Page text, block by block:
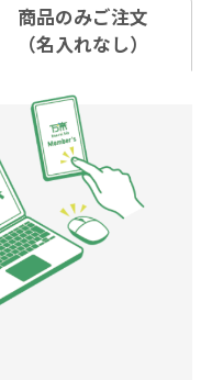
土・日・祝日を
印刷すると、1
価がお安くなり
定数に満たな
はなく、印刷
頂戴する場合が
ントの計算は
て異なります
さい。
お客さま負担と
ください。
にご注文とご入
でお送りする
ください。最
います。
ださい。
商品のみご注文
（名入れなし）